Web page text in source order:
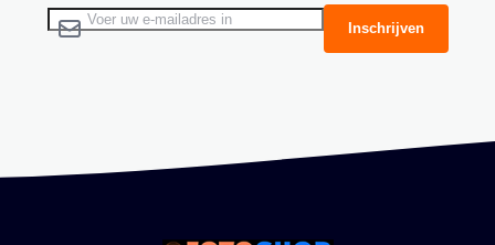
Abonneer u op onze nieuwsbrief Inschrijven